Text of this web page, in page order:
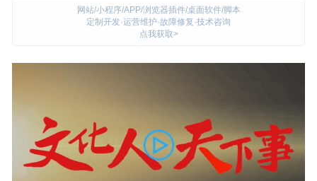
网站/小程序/APP/浏览器插件/桌面软件/脚本
定制开发·运营维护·故障修复·技术咨询
点我获取>